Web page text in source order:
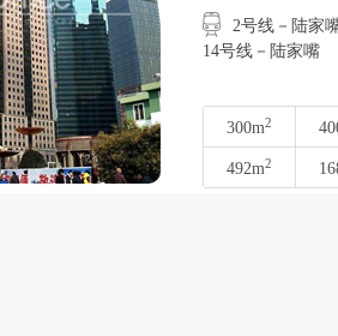
2号线－陆家嘴
14号线－陆家嘴
300m2
492m2